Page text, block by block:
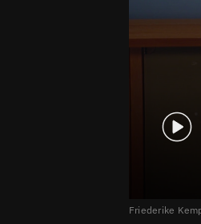
Friederike